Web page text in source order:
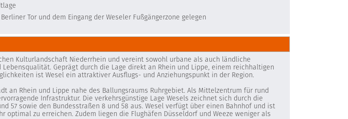
Tor und dem Eingang der Weseler Fußgängerzone gelegen
Kulturlandschaft Niederrhein und vereint sowohl urbane als auch ländliche
Geprägt durch die Lage direkt an Rhein und Lippe, einem reichhaltigen
ist Wesel ein attraktiver Ausflugs- und Anziehungspunkt in der Region.
an Rhein und Lippe nahe des Ballungsraums Ruhrgebiet. Als Mittelzentrum für rund
Infrastruktur. Die verkehrsgünstige Lage Wesels zeichnet sich durch die
57 sowie den Bundesstraßen 8 und 58 aus. Wesel verfügt über einen Bahnhof und ist
optimal zu erreichen. Zudem liegen die Flughäfen Düsseldorf und Weeze weniger als